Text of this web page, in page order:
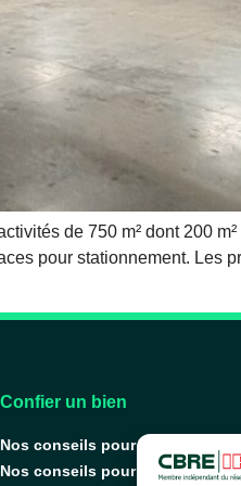
de 750 m² dont 200 m²
pour stationnement. Les
Confier un bien
Nos conseils pour vendre
Nos conseils pour louer